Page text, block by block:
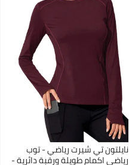
نايلتون تي شيرت رياضي - توب
رياضي اكمام طويلة ورقبة دائرية -